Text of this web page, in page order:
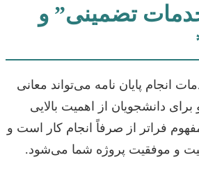
تضمینی” و
انجام پایان نامه می‌تواند معانی
دانشجویان از اهمیت بالایی
فراتر از صرفاً انجام کار است و
و موفقیت پروژه شما می‌شود.